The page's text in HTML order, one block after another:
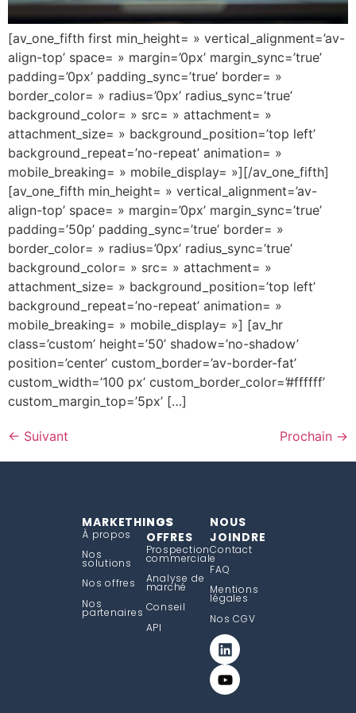
[av_one_fifth first min_height= » vertical_alignment=’av-
align-top’ space= » margin=’0px’ margin_sync=’true’
padding=’0px’ padding_sync=’true’ border= »
border_color= » radius=’0px’ radius_sync=’true’
background_color= » src= » attachment= »
attachment_size= » background_position=’top left’
background_repeat=’no-repeat’ animation= »
mobile_breaking= » mobile_display= »][/av_one_fifth]
[av_one_fifth min_height= » vertical_alignment=’av-
align-top’ space= » margin=’0px’ margin_sync=’true’
padding=’50p’ padding_sync=’true’ border= »
border_color= » radius=’0px’ radius_sync=’true’
background_color= » src= » attachment= »
attachment_size= » background_position=’top left’
background_repeat=’no-repeat’ animation= »
mobile_breaking= » mobile_display= »] [av_hr
class=’custom’ height=’50’ shadow=’no-shadow’
position=’center’ custom_border=’av-border-fat’
custom_width=’100 px’ custom_border_color=’#ffffff’
custom_margin_top=’5px’ […]
← Suivant Prochain →
MARKETHINGS
À propos
Nos
solutions
Nos offres
Nos
partenaires
NOS
OFFRES
Prospection
commerciale
Analyse de
marché
Conseil
API
NOUS
JOINDRE
Contact
FAQ
Mentions
légales
Nos CGV